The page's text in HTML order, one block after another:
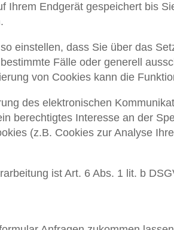
Ihrem Endgerät gespeichert bis
einstellen, dass Sie über das
Fälle oder generell
von Cookies kann die
des elektronischen
berechtigtes Interesse an der
(z.B. Cookies zur Analyse
ist Art. 6 Abs. 1 lit. b